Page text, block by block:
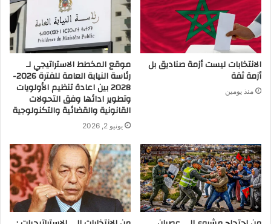
الانتخابات ليست أزمة صناديق بل
أزمة ثقة
منذ يومين
موقع المخطط الاستراتيجي لـ
رئاسة النيابة العامة للفترة 2026-
2028 بين اعادة تنظيم الأولويات
وتطوير ادائها وفق التحولات
القانونية والقضائية والتكنولوجية
يونيو 2, 2026